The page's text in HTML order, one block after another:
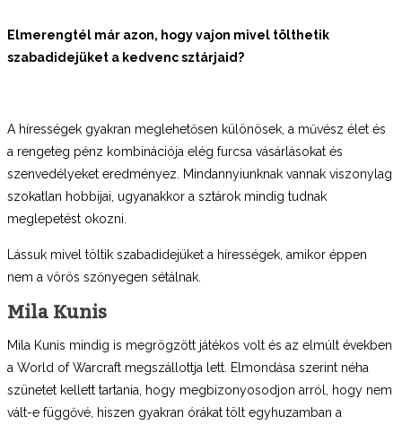
Elmerengtél már azon, hogy vajon mivel tölthetik
szabadidejüket a kedvenc sztárjaid?
A hírességek gyakran meglehetősen különösek, a művész élet és
a rengeteg pénz kombinációja elég furcsa vásárlásokat és
szenvedélyeket eredményez. Mindannyiunknak vannak viszonylag
szokatlan hobbijai, ugyanakkor a sztárok mindig tudnak
meglepetést okozni.
Lássuk mivel töltik szabadidejüket a hírességek, amikor éppen
nem a vörös szőnyegen sétálnak.
Mila Kunis
Mila Kunis mindig is megrögzött játékos volt és az elmúlt években
a World of Warcraft megszállottja lett. Elmondása szerint néha
szünetet kellett tartania, hogy megbizonyosodjon arról, hogy nem
vált-e függővé, hiszen gyakran órákat tölt egyhuzamban a